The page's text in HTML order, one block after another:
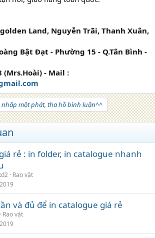
golden Land, Nguyễn Trãi, Thanh Xuân,
Bật Đạt - Phường 15 - Q.Tân Bình -
(Mrs.Hoài) - Mail :
một phát, tha hồ bình luận^^
rẻ : in folder, in catalogue nhanh
Rao vặt
và đủ để in catalogue giá rẻ
Rao vặt